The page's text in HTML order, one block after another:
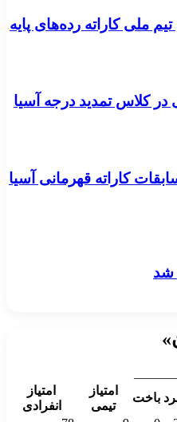
ملی کاراته رده‌های پایه
در کلاس تمدید درجه آسیا
کاراته قهرمانی آسیا
شد
باخت
امتیاز
تیمی
امتیاز
انفرادی